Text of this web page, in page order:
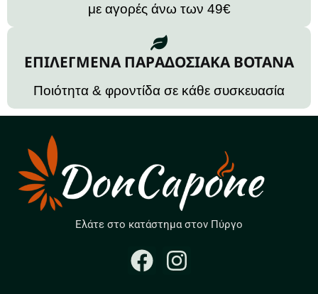
με αγορές άνω των 49€
ΕΠΙΛΕΓΜΕΝΑ ΠΑΡΑΔΟΣΙΑΚΑ ΒΟΤΑΝΑ
Ποιότητα & φροντίδα σε κάθε συσκευασία
Ελάτε στο κατάστημα στον Πύργο